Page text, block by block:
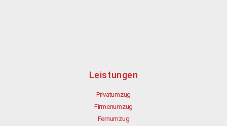
Leistungen
Privatumzug
Firmenumzug
Fernumzug